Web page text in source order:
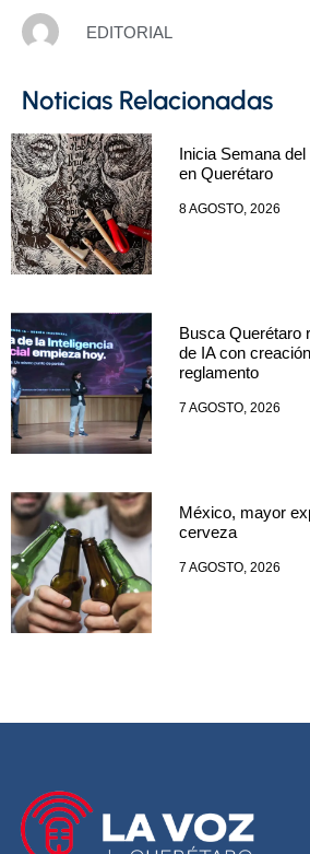
EDITORIAL
Noticias Relacionadas
Inicia Semana
en Querétaro
8 AGOSTO, 2026
Busca Querétaro
de IA con
reglamento
7 AGOSTO, 2026
México, mayor
cerveza
7 AGOSTO, 2026